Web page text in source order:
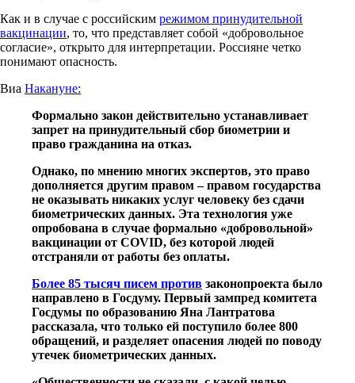
Как и в случае с российским режимом принудительной
вакцинации, то, что представляет собой «добровольное
согласие», открыто для интерпретации. Россияне четко
понимают опасность.
Виа Накануне:
Формально закон действительно устанавливает
запрет на принудительный сбор биометрии и
право гражданина на отказ.
Однако, по мнению многих экспертов, это право
дополняется другим правом – правом государства
не оказывать никаких услуг человеку без сдачи
биометрических данных. Эта технология уже
опробована в случае формально «добровольной»
вакцинации от COVID, без которой людей
отстраняли от работы без оплаты.
Более 85 тысяч писем против законопроекта было
направлено в Госдуму. Первый зампред комитета
Госдумы по образованию Яна Лантратова
рассказала, что только ей поступило более 800
обращений, и разделяет опасения людей по поводу
утечек биометрических данных.